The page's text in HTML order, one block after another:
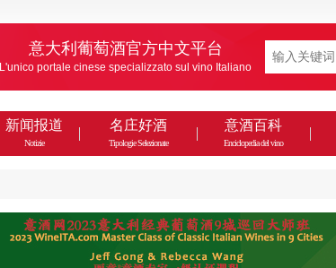
意大利葡萄酒官方中文平台
L'unico portale cinese specializzato sul vino Italiano
新闻报道
Notizie
名庄好酒
Tipologie Selezionate
意酒百科
Enciclopedia del vino